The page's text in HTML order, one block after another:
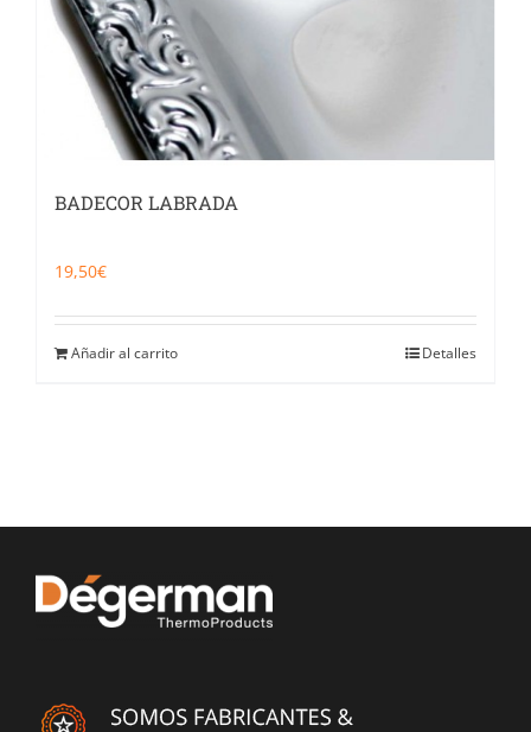
BADECOR LABRADA
19,50€
Añadir al carrito Detalles